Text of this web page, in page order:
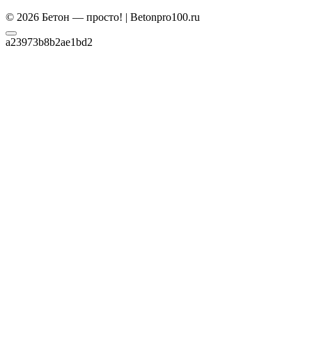
© 2026 Бетон — просто! | Betonpro100.ru
a23973b8b2ae1bd2